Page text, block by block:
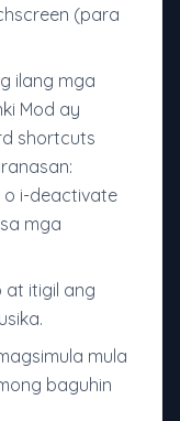
(para
ilang mga
Mod ay
shortcuts
o i-deactivate
mga
at itigil ang
mula
baguhin